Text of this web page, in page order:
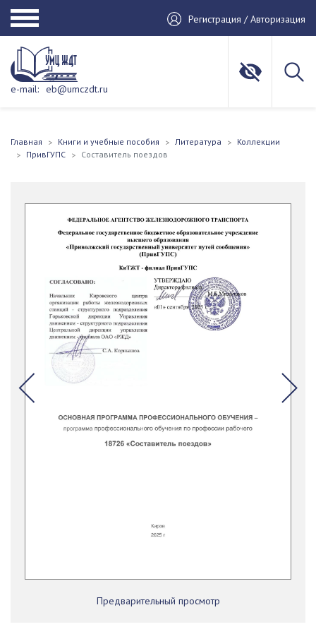
Регистрация / Авторизация
e-mail: eb@umczdt.ru
Главная Книги и учебные пособия Литература
Коллекции
ПривГУПС
Составитель поездов
Предварительный просмотр